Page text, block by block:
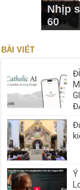
Nhịp
60
BÀI VIẾT
Ý